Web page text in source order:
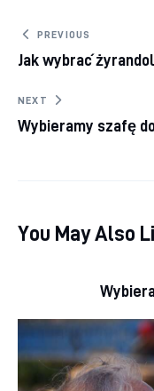
Nawigacja
PREVIOUS
Jak wybrać
NEXT
Wybieramy szafę
You May Also